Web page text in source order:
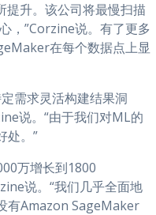
升。该公司将最慢扫描
，”Corzine说。有了更多
在每个数据点上显
需求灵活构建结果洞
说。“由于我们对ML的
处。”
万增长到1800
说。“我们几乎全面地
有Amazon SageMaker